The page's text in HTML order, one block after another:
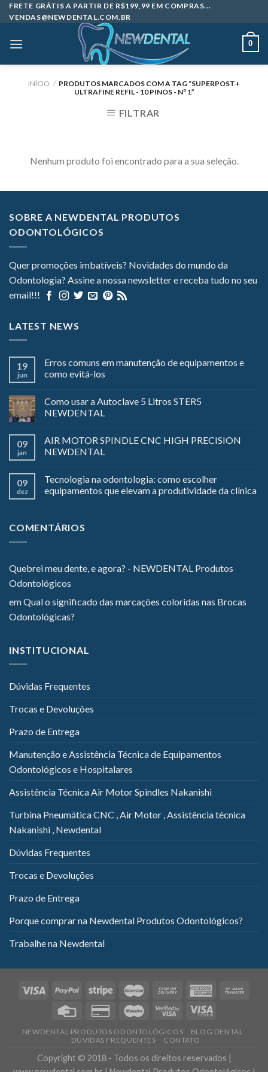
Skip
to
FRETE GRÁTIS A PARTIR DE R$199,99 EM COMPRAS...
VENDAS@NEWDENTAL.COM.BR
0
INÍCIO / PRODUTOS MARCADOS COM A TAG “SUPERPOST+
ULTRAFINE REFIL - 10 PINOS - Nº 1”
FILTRAR
Nenhum produto foi encontrado para a sua seleção.
SOBRE A NEWDENTAL PRODUTOS
ODONTOLÓGICOS
Quer promoções imbatíveis? Novidades do mundo da
Odontologia? Assine a nossa newsletter e receba tudo no seu
email!!!
LATEST NEWS
19
jun
Erros comuns em manutenção de equipamentos e
como evitá-los
Como usar a Autoclave 5 Litros STER5
NEWDENTAL
09
jan
AIR MOTOR SPINDLE CNC HIGH PRECISION
NEWDENTAL
09
dez
Tecnologia na odontologia: como escolher
equipamentos que elevam a produtividade da clínica
COMENTÁRIOS
Quebrei meu dente, e agora? - NEWDENTAL Produtos
Odontológicos
emQual o significado das marcações coloridas nas Brocas
Odontológicas?
INSTITUCIONAL
Dúvidas Frequentes
Trocas e Devoluções
Prazo de Entrega
Manutenção e Assistência Técnica de Equipamentos
Odontológicos e Hospitalares
Assistência Técnica Air Motor Spindles Nakanishi
Turbina Pneumática CNC , Air Motor , Assistência técnica
Nakanishi , Newdental
Dúvidas Frequentes
Trocas e Devoluções
Prazo de Entrega
Porque comprar na Newdental Produtos Odontológicos?
Trabalhe na Newdental
NEWDENTAL PRODUTOS ODONTOLÓGICOS
BLOG DENTAL
DÚVIDAS FREQUENTES
CONTATO
Copyright © 2018 - Todos os direitos reservados |